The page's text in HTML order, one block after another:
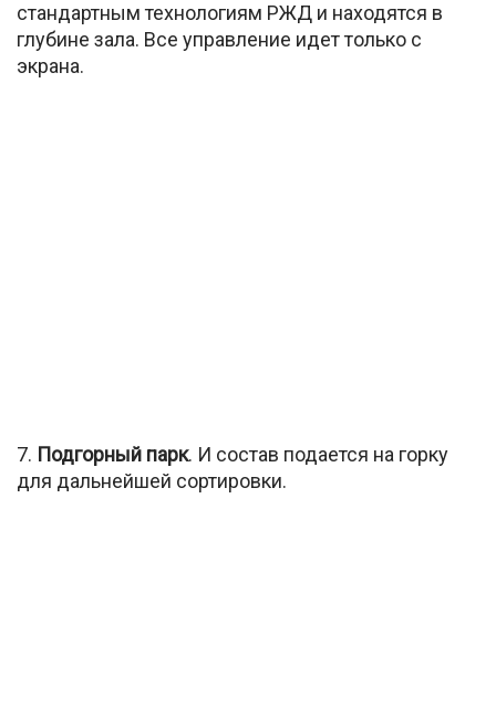
стандартным технологиям РЖД и находятся в
глубине зала. Все управление идет только с
экрана.
7. Подгорный парк. И состав подается на горку
для дальнейшей сортировки.